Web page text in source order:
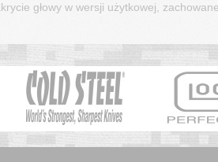
głowy w wersji użytkowej,